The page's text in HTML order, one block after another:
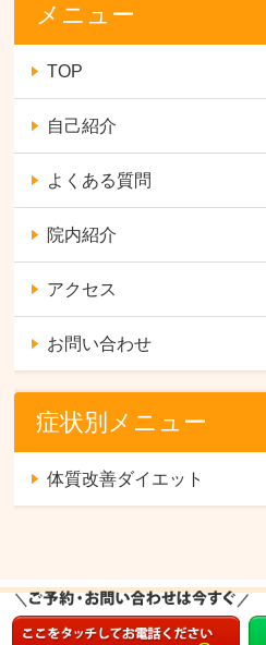
メニュー
TOP
自己紹介
よくある質問
院内紹介
アクセス
お問い合わせ
症状別メニュー
体質改善ダイエット